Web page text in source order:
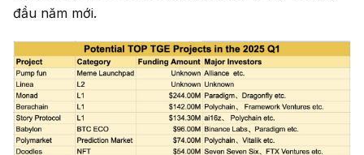
đầu năm mới.